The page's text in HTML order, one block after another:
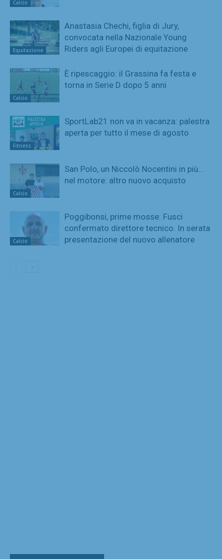
Calcio
Equitazione
Anastasia Chechi, figlia di Jury,
convocata nella Nazionale Young
Riders agli Europei di equitazione
Calcio
È ripescaggio: il Grassina fa festa e
torna in Serie D dopo 5 anni
Fitness
SportLab21 non va in vacanza: palestra
aperta per tutto il mese di agosto
Calcio
San Polo, un Niccolò Nocentini in più…
nel motore: altro nuovo acquisto
Calcio
Poggibonsi, prime mosse: Fusci
confermato direttore tecnico. In serata
presentazione del nuovo allenatore